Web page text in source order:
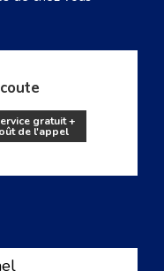
gratuit +
de l'appel